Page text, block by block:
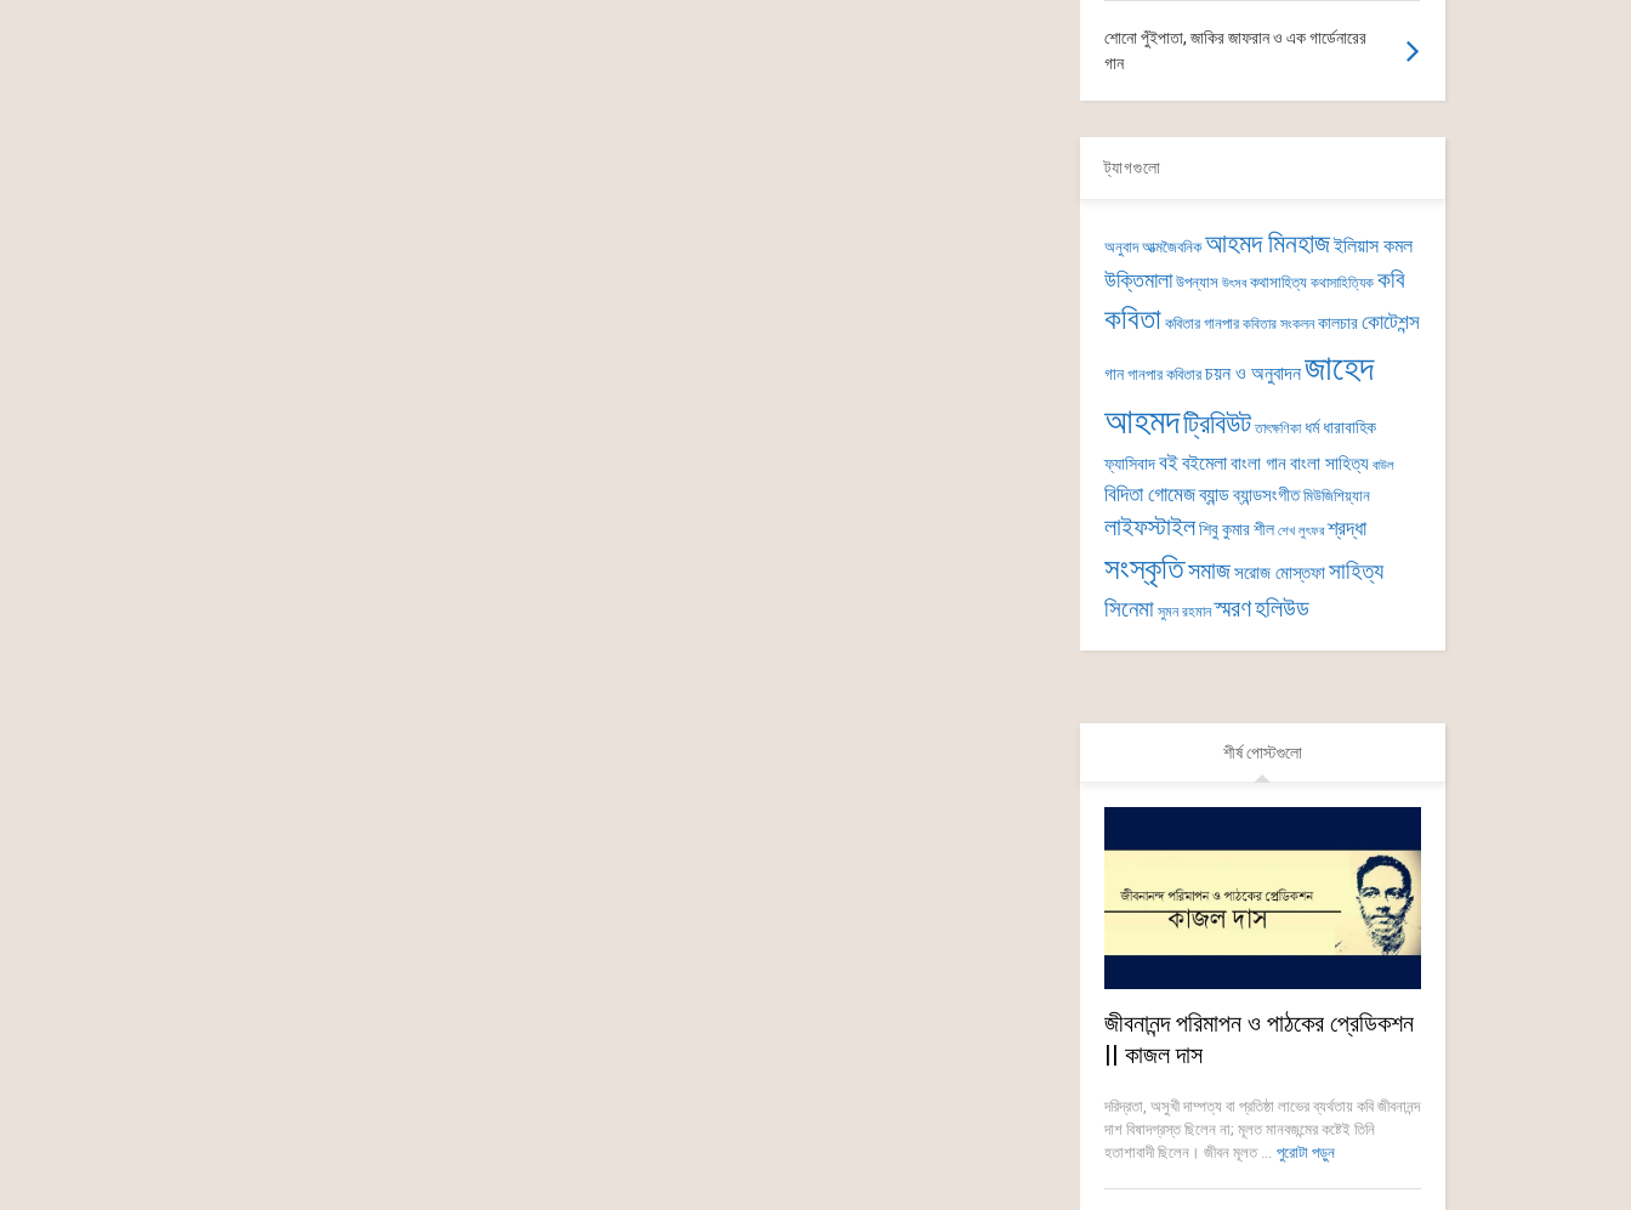
শোনো পুঁইপাতা, জাকির জাফরান ও এক গার্ডেনারের
গান
ট্যাগগুলো
অনুবাদ আত্মজৈবনিক আহমদ মিনহাজইলিয়াস কমল
উক্তিমালা উপন্যাস উৎসব কথাসাহিত্য কথাসাহিত্যিক কবি
কবিতা কবিতার গানপার কবিতার সংকলন কালচারকোটেশন্স
গান গানপার কবিতার চয়ন ও অনুবাদনজাহেদ
আহমদট্রিবিউট তাৎক্ষণিকা ধর্ম ধারাবাহিক
ফ্যাসিবাদবইবইমেলাবাংলা গানবাংলা সাহিত্য বাউল
বিদিতা গোমেজব্যান্ডব্যান্ডসংগীত মিউজিশিয়্যান
লাইফস্টাইলশিবু কুমার শীল শেখ লুৎফর শ্রদ্ধা
সংস্কৃতিসমাজসরোজ মোস্তফাসাহিত্য
সিনেমা সুমন রহমান স্মরণহলিউড
শীর্ষ পোস্টগুলো
জীবনানন্দ পরিমাপন ও পাঠকের প্রেডিকশন
|| কাজল দাস
দরিদ্রতা, অসুখী দাম্পত্য বা প্রতিষ্ঠা লাভের ব্যর্থতায় কবি জীবনানন্দ
দাশ বিষাদগ্রস্ত ছিলেন না; মূলত মানবজন্মের কষ্টেই তিনি
হতাশাবাদী ছিলেন। জীবন মূলত ... পুরোটা পড়ুন